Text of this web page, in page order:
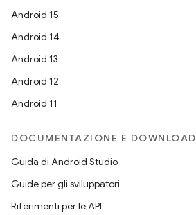
Android 15
Android 14
Android 13
Android 12
Android 11
DOCUMENTAZIONE E DOWNLOAD
Guida di Android Studio
Guide per gli sviluppatori
Riferimenti per le API